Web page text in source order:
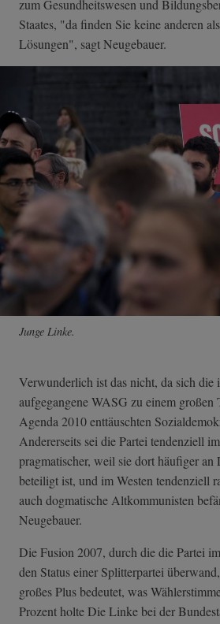
zum Gesundheitswesen und
Staates, "da finden Sie keine anderen
Lösungen", sagt Neugebauer.
Junge Linke.
Verwunderlich ist das nicht, da sich die
aufgegangene WASG zu einem großen
Agenda 2010 enttäuschten
Andererseits sei die Partei tendenziell
pragmatischer, weil sie dort häufiger an
beteiligt ist, und im Westen tendenziell
auch dogmatische Altkommunisten
Neugebauer.
Die Fusion 2007, durch die die Partei
den Status einer Splitterpartei
großes Plus bedeutet, was
Prozent holte Die Linke bei der